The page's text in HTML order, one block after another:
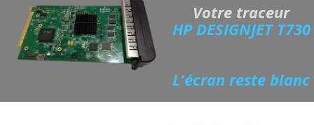
Votre traceur
HP DESIGNJET T730
L'écran reste blanc